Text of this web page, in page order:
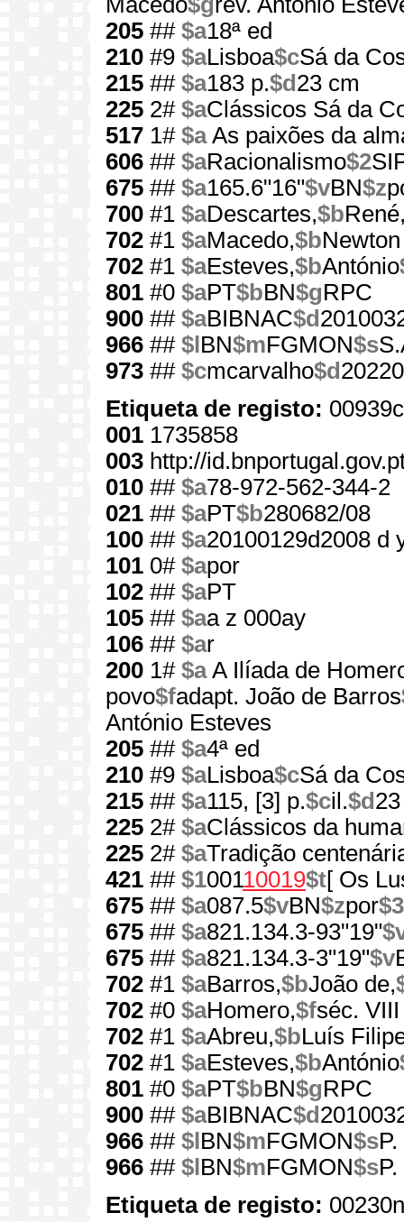
205 ## $a18ª ed
210 #9 $aLisboa$cSá da
215 ## $a183 p.$d 23 cm
225 2# $aClássicos Sá da
517 1# $aAs paixões da
606 ## $aRacionalismo$2
675 ## $a165.6"16"$vBN$z
700 #1 $aDescartes,$b
702 #1 $aMacedo,$b
702 #1 $aEsteves,$bAntónio
801 #0 $aPT$bBN$gRPC
900 ## $aBIBNAC$d
966 ## $l BN$mFGMON$s
973 ## $cmcarvalho$d
Etiqueta de registo:
001 1735858
003 http://
010 ## $a78-972-562-344-2
021 ## $aPT$b280682/08
100 ## $a20100129d2008 d
101 0# $apor
102 ## $aPT
105 ## $aa z 000ay
106 ## $ar
200 1# $aA Ilíada de
povo$fadapt. João de Barros
António Esteves
205 ## $a4ª ed
210 #9 $aLisboa$cSá da
215 ## $a115, [3] p.$cil.$d
225 2# $aClássicos da
225 2# $aTradição
421 ## $100110019$t[ Os
675 ## $a087.5$vBN$zpor$3
675 ## $a821.134.3-93"19"
675 ## $a821.134.3-3"19"$v
702 #1 $aBarros,$bJoão de,
702 #0 $aHomero,$fséc.
702 #1 $aAbreu,$bLuís
702 #1 $aEsteves,$bAntónio
801 #0 $aPT$bBN$gRPC
900 ## $aBIBNAC$d
966 ## $l BN$mFGMON$s
966 ## $l BN$mFGMON$s
Etiqueta de registo: